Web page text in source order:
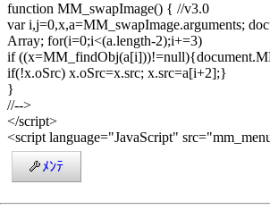
function MM_swapImage() { //v3.0
var i,j=0,x,a=MM_swapImage.arguments;
Array; for(i=0;i<(a.length-2);i+=3)
if
if(!x.oSrc) x.oSrc=x.src; x.src=a[i+2];}
}
//-->
</script>
<script language="JavaScript"
ﾒﾝﾃ